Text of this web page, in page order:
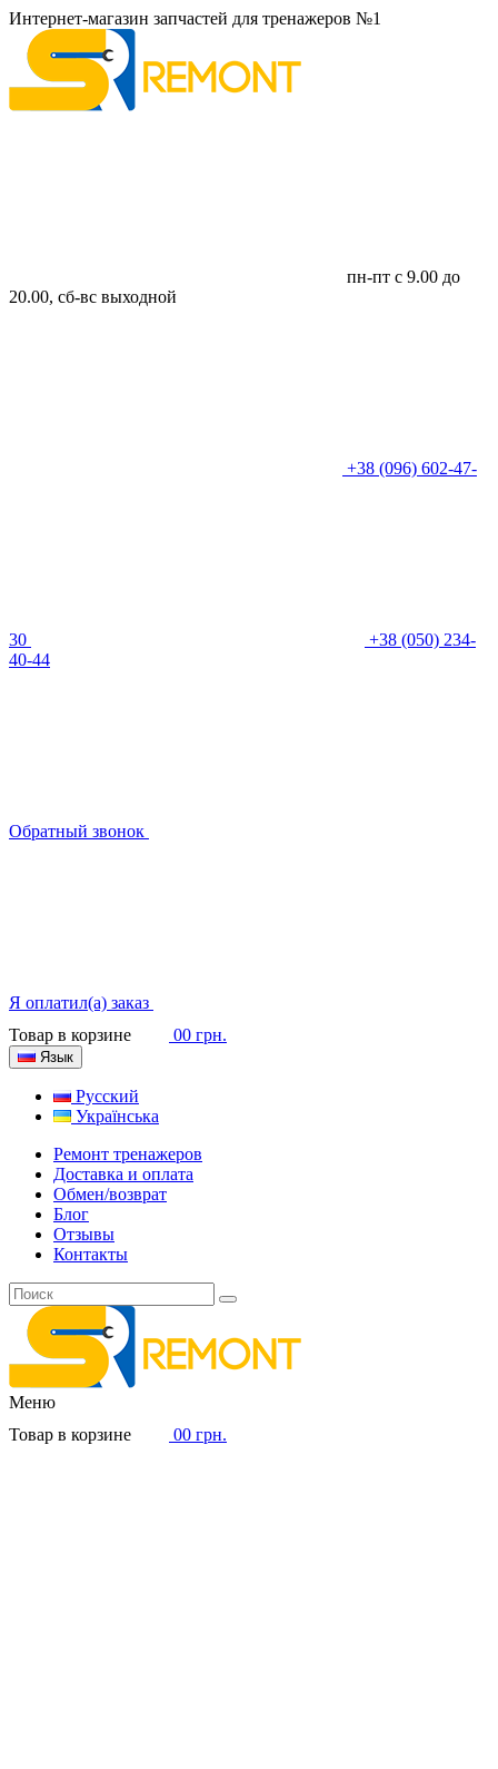
Интернет-магазин запчастей для тренажеров №1
пн-пт с 9.00 до
20.00, сб-вс выходной
+38 (096) 602-47-
30
+38 (050) 234-
40-44
Обратный звонок
Я оплатил(а) заказ
Товар в корзине
00 грн.
Язык
Русский
Українська
Ремонт тренажеров
Доставка и оплата
Обмен/возврат
Блог
Отзывы
Контакты
Меню
Товар в корзине
00 грн.